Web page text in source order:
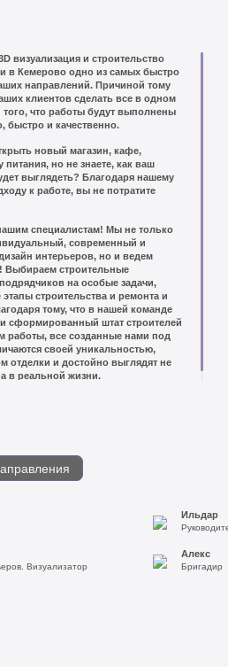
визуализация и строительство
в Кемерово одно из самых быстро
направлений. Причиной тому
клиентов сделать все в одном
того, что работы будут выполнены
быстро и качественно.
новый магазин, кафе,
питания, но не знаете, как ваш
выглядеть? Благодаря нашему
к работе, вы не потратите
специалистам! Мы не только
современный и
интерьеров, но и ведем
Выбираем строительные
на особые задачи,
строительства и ремонта и
тому, что в нашей команде
сформированный штат строителей
работы, все созданные нами под
своей уникальностью,
отделки и достойно выглядят не
в реальной жизни.
Ильдар
Визуализатор
Алекс
Бригадир